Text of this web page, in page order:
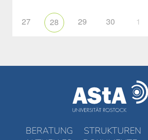
27 28 29 30 1
BERATUNG STRUKTUREN